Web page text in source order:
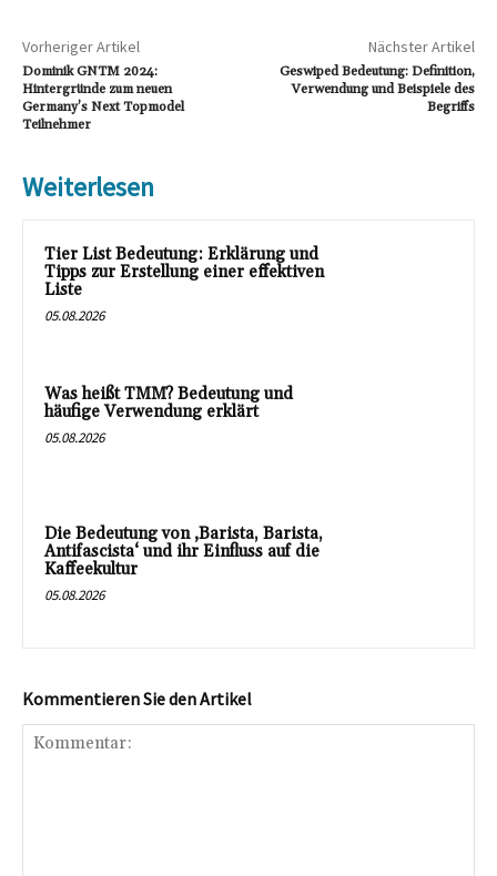
Vorheriger Artikel
Dominik GNTM 2024:
Hintergründe zum neuen
Germany’s Next Topmodel
Teilnehmer
Nächster Artikel
Geswiped Bedeutung: Definition,
Verwendung und Beispiele des
Begriffs
Weiterlesen
Tier List Bedeutung: Erklärung und
Tipps zur Erstellung einer effektiven
Liste
05.08.2026
Was heißt TMM? Bedeutung und
häufige Verwendung erklärt
05.08.2026
Die Bedeutung von ‚Barista, Barista,
Antifascista‘ und ihr Einfluss auf die
Kaffeekultur
05.08.2026
Kommentieren Sie den Artikel